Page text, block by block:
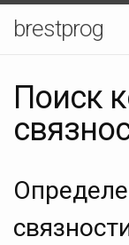
brestprog
Поиск